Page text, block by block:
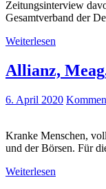
Zeitungsinterview
Gesamtverband der
Weiterlesen
Allianz,
6. April 2020
Kranke Menschen,
und der Börsen. Für
Weiterlesen